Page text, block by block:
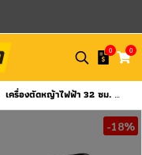
0 0
เครื่องตัดหญ้าไฟฟ้า 32 ซม. BOSCH รุ่น Easy Rotak 32-205
-18%